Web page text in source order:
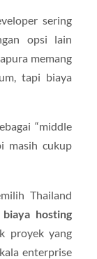
sering
opsi lain
memang
tapi biaya
“middle
masih cukup
Thailand
hosting
proyek yang
enterprise